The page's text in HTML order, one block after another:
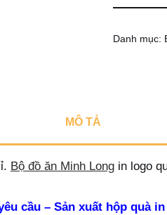
Danh mục:
MÔ TẢ
Bộ đồ ăn Minh Long in logo
cầu – Sản xuất hộp quà